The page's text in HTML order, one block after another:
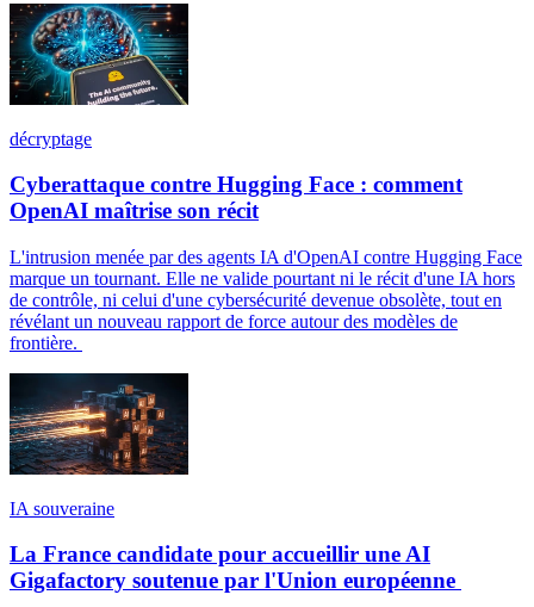
décryptage
Cyberattaque contre Hugging Face : comment
OpenAI maîtrise son récit
L'intrusion menée par des agents IA d'OpenAI contre Hugging Face
marque un tournant. Elle ne valide pourtant ni le récit d'une IA hors
de contrôle, ni celui d'une cybersécurité devenue obsolète, tout en
révélant un nouveau rapport de force autour des modèles de
frontière.
IA souveraine
La France candidate pour accueillir une AI
Gigafactory soutenue par l'Union européenne